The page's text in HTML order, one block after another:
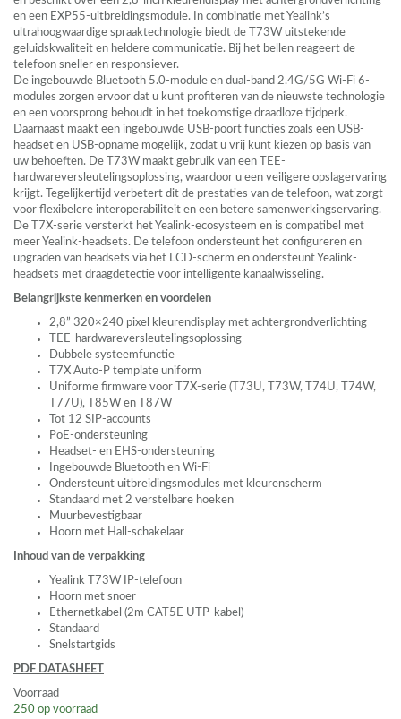
en een EXP55-uitbreidingsmodule. In combinatie met Yealink’s
ultrahoogwaardige spraaktechnologie biedt de T73W uitstekende
geluidskwaliteit en heldere communicatie. Bij het bellen reageert de
telefoon sneller en responsiever.
De ingebouwde Bluetooth 5.0-module en dual-band 2.4G/5G Wi-Fi 6-
modules zorgen ervoor dat u kunt profiteren van de nieuwste technologie
en een voorsprong behoudt in het toekomstige draadloze tijdperk.
Daarnaast maakt een ingebouwde USB-poort functies zoals een USB-
headset en USB-opname mogelijk, zodat u vrij kunt kiezen op basis van
uw behoeften. De T73W maakt gebruik van een
TEE-
hardwareversleutelingsoplossing, waardoor u een veiligere opslagervaring
krijgt. Tegelijkertijd verbetert dit de prestaties van de telefoon, wat zorgt
voor flexibelere interoperabiliteit en een betere samenwerkingservaring.
De T7X-serie versterkt het Yealink-ecosysteem en is compatibel met
meer Yealink-headsets. De telefoon ondersteunt het configureren en
upgraden van headsets via het LCD-scherm en ondersteunt Yealink-
headsets met draagdetectie voor intelligente kanaalwisseling.
Belangrijkste kenmerken en voordelen
2,8” 320×240 pixel kleurendisplay met achtergrondverlichting
TEE-hardwareversleutelingsoplossing
Dubbele systeemfunctie
T7X Auto-P template uniform
Uniforme firmware voor T7X-serie (T73U, T73W, T74U, T74W,
T77U), T85W en T87W
Tot 12 SIP-accounts
PoE-ondersteuning
Headset- en EHS-ondersteuning
Ingebouwde Bluetooth en Wi-Fi
Ondersteunt uitbreidingsmodules met kleurenscherm
Standaard met 2 verstelbare hoeken
Muurbevestigbaar
Hoorn met Hall-schakelaar
Inhoud van de verpakking
Yealink T73W IP-telefoon
Hoorn met snoer
Ethernetkabel (2m CAT5E UTP-kabel)
Standaard
Snelstartgids
PDF DATASHEET
Voorraad
250 op voorraad